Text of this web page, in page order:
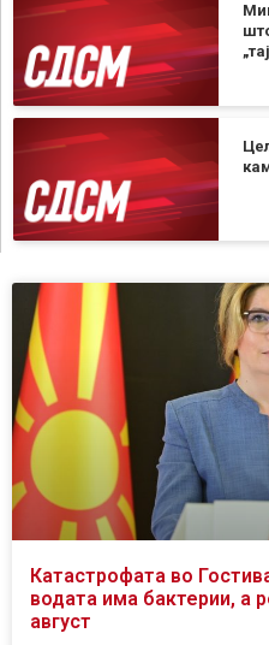
Катастрофата во
водата има бактерии, а
август